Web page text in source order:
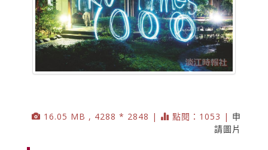
16.05 MB , 4288 * 2848 | 點閱：1053 | 申
請圖片